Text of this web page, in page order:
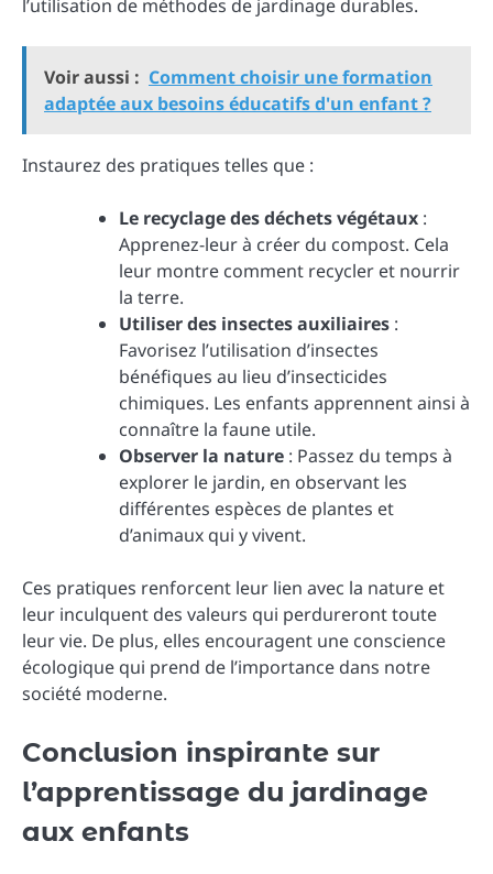
l’utilisation de méthodes de jardinage durables.
Voir aussi : Comment choisir une formation
adaptée aux besoins éducatifs d'un enfant ?
Instaurez des pratiques telles que :
Le recyclage des déchets végétaux :
Apprenez-leur à créer du compost. Cela
leur montre comment recycler et nourrir
la terre.
Utiliser des insectes auxiliaires :
Favorisez l’utilisation d’insectes
bénéfiques au lieu d’insecticides
chimiques. Les enfants apprennent ainsi à
connaître la faune utile.
Observer la nature : Passez du temps à
explorer le jardin, en observant les
différentes espèces de plantes et
d’animaux qui y vivent.
Ces pratiques renforcent leur lien avec la nature et
leur inculquent des valeurs qui perdureront toute
leur vie. De plus, elles encouragent une conscience
écologique qui prend de l’importance dans notre
société moderne.
Conclusion inspirante sur
l’apprentissage du jardinage
aux enfants